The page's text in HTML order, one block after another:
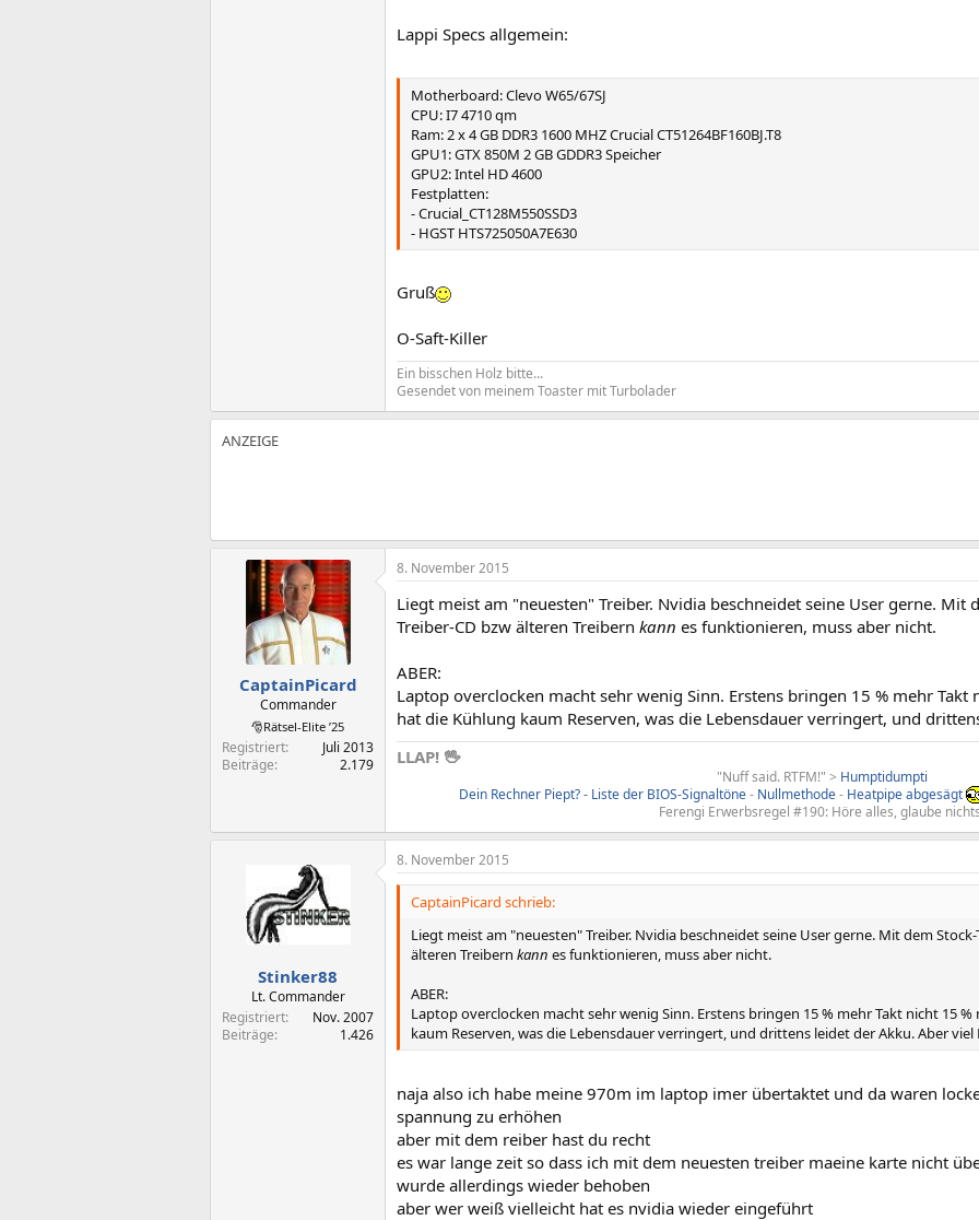
Lappi Specs allgemein:
Motherboard: Clevo W65/67SJ
CPU: I7 4710 qm
Ram: 2 x 4 GB DDR3 1600 MHZ Crucial CT51264BF160BJ.T8
GPU1: GTX 850M 2 GB GDDR3 Speicher
GPU2: Intel HD 4600
Festplatten:
- Crucial_CT128M550SSD3
- HGST HTS725050A7E630
Gruß
O-Saft-Killer
Ein bisschen Holz bitte...
Gesendet von meinem Toaster mit Turbolader
CaptainPicard
Commander
🎅Rätsel-Elite ’25
Registriert
Juli 2013
Beiträge
2.179
8. November 2015
Liegt meist am "neuesten" Treiber. Nvidia beschneidet seine User gerne. Mit
Treiber-CD bzw älteren Treibern kann es funktionieren, muss aber nicht.
ABER:
Laptop overclocken macht sehr wenig Sinn. Erstens bringen 15 % mehr Takt
hat die Kühlung kaum Reserven, was die Lebensdauer verringert, und
LLAP! 🖖
"Nuff said. RTFM!" > Humptidumpti
Dein Rechner Piept? - Liste der BIOS-Signaltöne- Nullmethode- Heatpipe abgesägt
Ferengi Erwerbsregel #190: Höre alles, glaube
Stinker88
Lt. Commander
Registriert
Nov. 2007
Beiträge
1.426
8. November 2015
CaptainPicard schrieb:
Liegt meist am "neuesten" Treiber. Nvidia beschneidet seine User gerne. Mit dem
älteren Treibern kann es funktionieren, muss aber nicht.
ABER:
Laptop overclocken macht sehr wenig Sinn. Erstens bringen 15 % mehr Takt nicht 15
kaum Reserven, was die Lebensdauer verringert, und drittens leidet der Akku. Aber viel
naja also ich habe meine 970m im laptop imer übertaktet und da waren
spannung zu erhöhen
aber mit dem reiber hast du recht
es war lange zeit so dass ich mit dem neuesten treiber maeine karte nicht
wurde allerdings wieder behoben
aber wer weiß vielleicht hat es nvidia wieder eingeführt